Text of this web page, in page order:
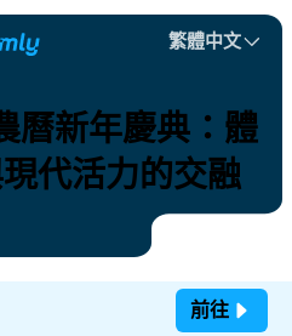
繁體中文
曆新年慶典：體
代活力的交融
前往